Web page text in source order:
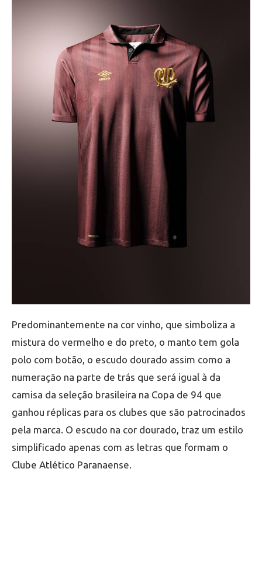
Predominantemente na cor vinho, que simboliza a
mistura do vermelho e do preto, o manto tem gola
polo com botão, o escudo dourado assim como a
numeração na parte de trás que será igual à da
camisa da seleção brasileira na Copa de 94 que
ganhou réplicas para os clubes que são patrocinados
pela marca. O escudo na cor dourado, traz um estilo
simplificado apenas com as letras que formam o
Clube Atlético Paranaense.